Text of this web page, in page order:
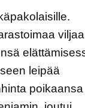
leipää
poikaansa